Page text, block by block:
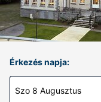
Érkezés napja:
Szo 8 Augusztus